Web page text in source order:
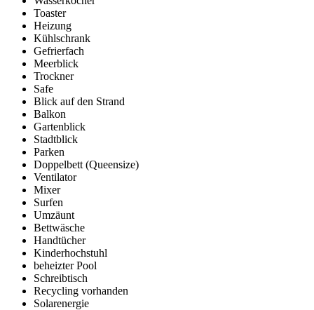
Toaster
Heizung
Kühlschrank
Gefrierfach
Meerblick
Trockner
Safe
Blick auf den Strand
Balkon
Gartenblick
Stadtblick
Parken
Doppelbett (Queensize)
Ventilator
Mixer
Surfen
Umzäunt
Bettwäsche
Handtücher
Kinderhochstuhl
beheizter Pool
Schreibtisch
Recycling vorhanden
Solarenergie